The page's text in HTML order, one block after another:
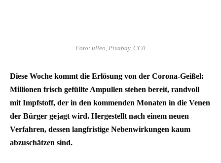
Foto: ulleo, Pixabay, CC0
Diese Woche kommt die Erlösung von der Corona-Geißel:
Millionen frisch gefüllte Ampullen stehen bereit, randvoll
mit Impfstoff, der in den kommenden Monaten in die Venen
der Bürger gejagt wird. Hergestellt nach einem neuen
Verfahren, dessen langfristige Nebenwirkungen kaum
abzuschätzen sind.